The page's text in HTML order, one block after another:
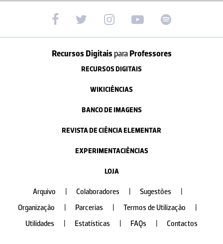
Recursos Digitais paraProfessores
RECURSOS DIGITAIS
WIKICIÊNCIAS
BANCO DE IMAGENS
REVISTA DE CIÊNCIA ELEMENTAR
EXPERIMENTACIÊNCIAS
LOJA
Arquivo Colaboradores Sugestões
Organização
Parcerias Termos de Utilização
Utilidades
Estatísticas FAQs Contactos